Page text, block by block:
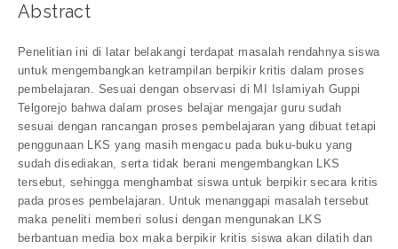
Abstract
Penelitian ini di latar belakangi terdapat masalah rendahnya siswa
untuk mengembangkan ketrampilan berpikir kritis dalam proses
pembelajaran. Sesuai dengan observasi di MI Islamiyah Guppi
Telgorejo bahwa dalam proses belajar mengajar guru sudah
sesuai dengan rancangan proses pembelajaran yang dibuat tetapi
penggunaan LKS yang masih mengacu pada buku-buku yang
sudah disediakan, serta tidak berani mengembangkan LKS
tersebut, sehingga menghambat siswa untuk berpikir secara kritis
pada proses pembelajaran. Untuk menanggapi masalah tersebut
maka peneliti memberi solusi dengan mengunakan LKS
berbantuan media box maka berpikir kritis siswa akan dilatih dan